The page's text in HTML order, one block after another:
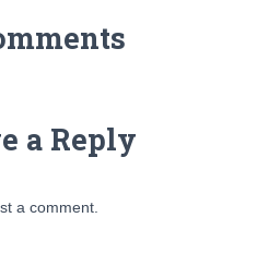
a Reply
a comment.